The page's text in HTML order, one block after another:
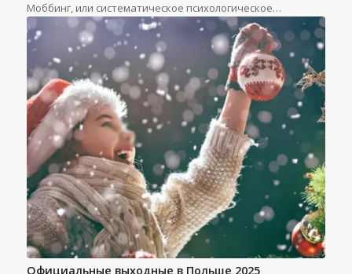
Моббинг, или систематическое психологическое…
Официальные выходные в Польше 2025